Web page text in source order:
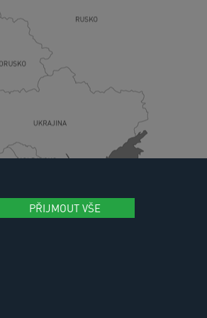
PŘIJMOUT VŠE